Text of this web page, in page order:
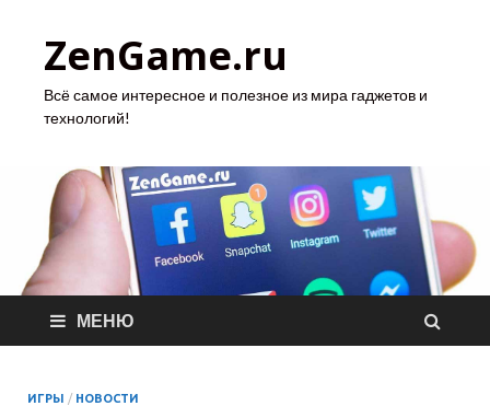
ZenGame.ru
Всё самое интересное и полезное из мира гаджетов и
технологий!
МЕНЮ
ИГРЫ / НОВОСТИ